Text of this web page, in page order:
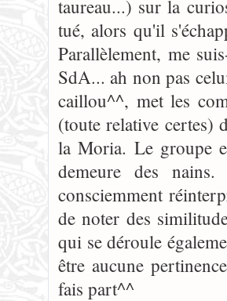
taureau...) sur la
tué, alors qu'il
Parallèlement, me
SdA... ah non pas
caillou^^, met les
(toute relative certes)
la Moria. Le groupe
demeure des
consciemment
de noter des
qui se déroule
être aucune
fais part^^